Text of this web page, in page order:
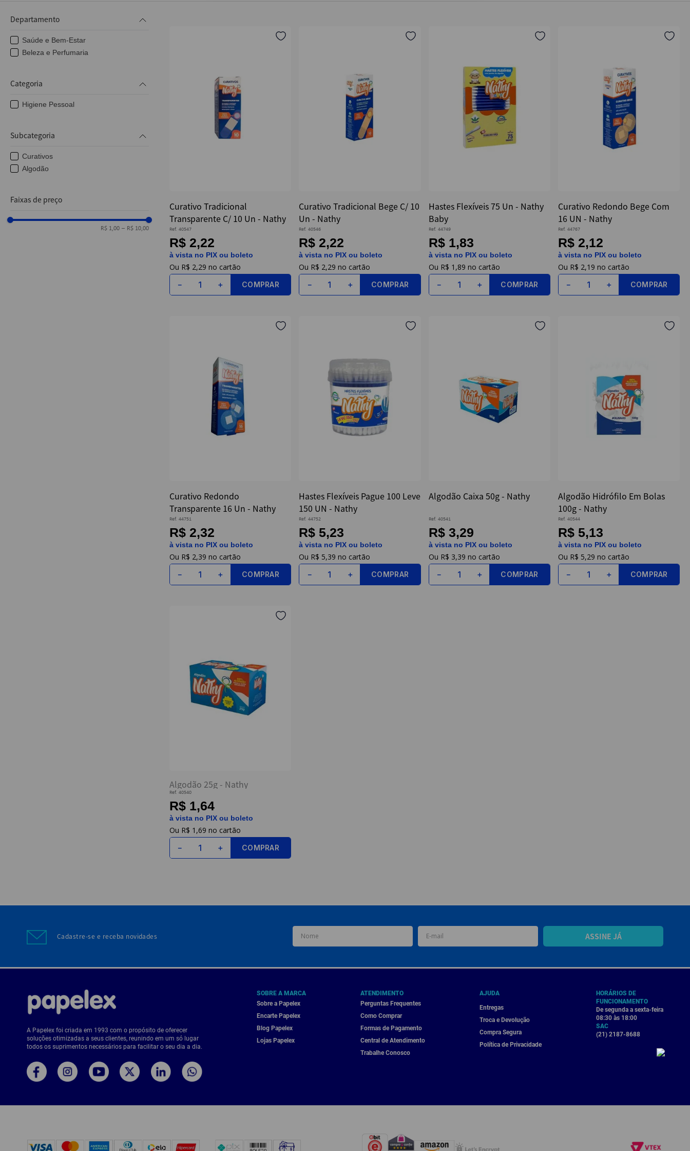
Departamento
Saúde e Bem-Estar
Beleza e Perfumaria
Categoria
Higiene Pessoal
Subcategoria
Curativos
Algodão
Faixas de preço
R$ 1,00 – R$ 10,00
Curativo Tradicional
Transparente C/ 10 Un - Nathy
Ref. 40547
R$ 2,22
à vista no PIX ou boleto
R$ 2,29
＋
－ COMPRAR
Curativo Tradicional Bege C/ 10
Un - Nathy
Ref. 40546
R$ 2,22
à vista no PIX ou boleto
R$ 2,29
＋
－ COMPRAR
Hastes Flexíveis 75 Un - Nathy
Baby
Ref. 44749
R$ 1,83
à vista no PIX ou boleto
R$ 1 ,89
＋
－ COMPRAR
Curativo Redondo Bege Com
16 UN - Nathy
Ref. 44767
R$ 2,12
à vista no PIX ou boleto
R$ 2,19
＋
－ COMPRAR
Curativo Redondo
Transparente 16 Un - Nathy
Ref. 44751
R$ 2,32
à vista no PIX ou boleto
R$ 2,39
＋
－ COMPRAR
Hastes Flexíveis Pague 100 Leve
150 UN - Nathy
Ref. 44752
R$ 5,23
à vista no PIX ou boleto
R$ 5,39
＋
－ COMPRAR
Algodão Caixa 50g - Nathy
Ref. 40541
R$ 3,29
à vista no PIX ou boleto
R$ 3,39
＋
－ COMPRAR
Algodão Hidrófilo Em Bolas
100g - Nathy
Ref. 40544
R$ 5,13
à vista no PIX ou boleto
R$ 5,29
＋
－ COMPRAR
Algodão 25g - Nathy
Ref. 40540
R$ 1,64
à vista no PIX ou boleto
R$ 1 ,69
＋
－ COMPRAR
Cadastre-se e receba novidades ASSINE JÁ
A Papelex foi criada em 1993 com o propósito de oferecer
soluções otimizadas a seus clientes, reunindo em um só lugar
todos os suprimentos necessários para facilitar o seu dia a dia.
SOBRE A MARCA
Sobre a Papelex
Encarte Papelex
Blog Papelex
Lojas Papelex
ATENDIMENTO
Perguntas Frequentes
Como Comprar
Formas de Pagamento
Central de Atendimento
Trabalhe Conosco
AJUDA
Entregas
Troca e Devolução
Compra Segura
Política de Privacidade
HORÁRIOS DE
FUNCIONAMENTO
De segunda a sexta-feira
08:30 às 18:00
SAC
(21) 2187-8688